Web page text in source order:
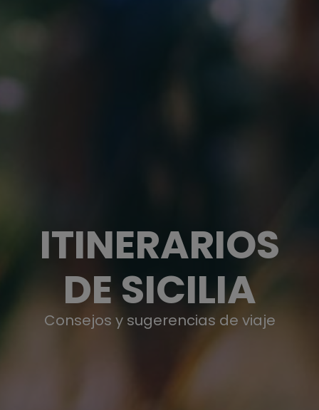
ITINERARIOS
DE SICILIA
Consejos y sugerencias de viaje